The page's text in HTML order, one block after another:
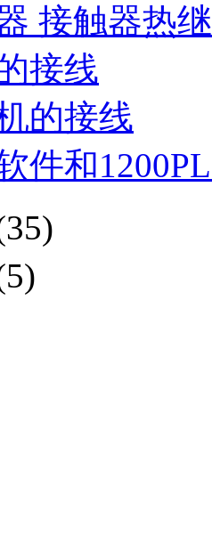
接触器热
接线
的接线
件和